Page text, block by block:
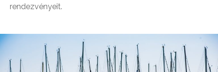
rendezvényeit.